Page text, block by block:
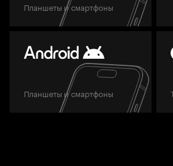
Планшеты и смартфоны
Планшеты и смартфоны